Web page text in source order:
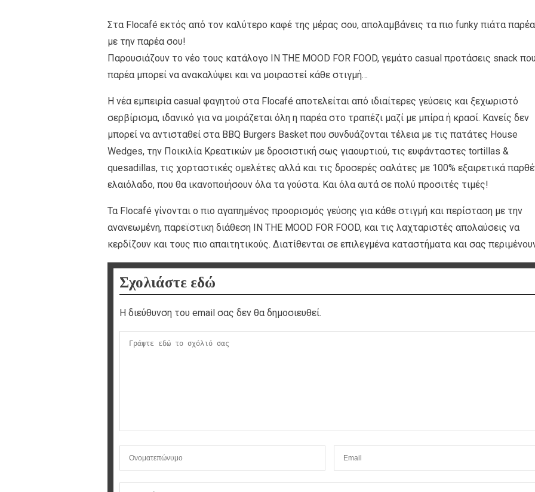
Στα Flocafé εκτός από τον καλύτερο καφέ της μέρας σου, απολαμβάνεις τα πιο funky πιάτα
με την παρέα σου!
Παρουσιάζουν το νέο τους κατάλογο IN THE MOOD FOR FOOD, γεμάτο casual προτάσεις snack
παρέα μπορεί να ανακαλύψει και να μοιραστεί κάθε στιγμή…
Η νέα εμπειρία casual φαγητού στα Flocafé αποτελείται από ιδιαίτερες γεύσεις και ξεχωριστό
σερβίρισμα, ιδανικό για να μοιράζεται όλη η παρέα στο τραπέζι μαζί με μπίρα ή κρασί. Κανείς δεν
μπορεί να αντισταθεί στα BBQ Βurgers Βasket που συνδυάζονται τέλεια με τις πατάτες House
Wedges, την Ποικιλία Κρεατικών με δροσιστική σως γιαουρτιού, τις ευφάνταστες tortillas &
quesadillas, τις χορταστικές ομελέτες αλλά και τις δροσερές σαλάτες με 100% εξαιρετικά
ελαιόλαδο, που θα ικανοποιήσουν όλα τα γούστα. Και όλα αυτά σε πολύ προσιτές τιμές!
Τα Flocafé γίνονται ο πιο αγαπημένος προορισμός γεύσης για κάθε στιγμή και περίσταση με την
ανανεωμένη, παρεϊστικη διάθεση IN THE MOOD FOR FOOD, και τις λαχταριστές απολαύσεις να
κερδίζουν και τους πιο απαιτητικούς. Διατίθενται σε επιλεγμένα καταστήματα και σας
Σχολιάστε εδώ
Η διεύθυνση του email σας δεν θα δημοσιευθεί.